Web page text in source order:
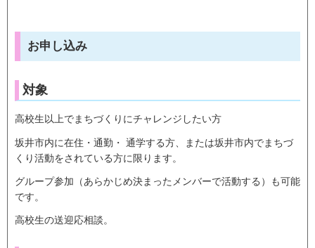
お申し込み
対象
高校生以上でまちづくりにチャレンジしたい方
坂井市内に在住・通勤・ 通学する方、または坂井市内でまちづ
くり活動をされている方に限ります。
グループ参加（あらかじめ決まったメンバーで活動する）も可能
です。
高校生の送迎応相談。